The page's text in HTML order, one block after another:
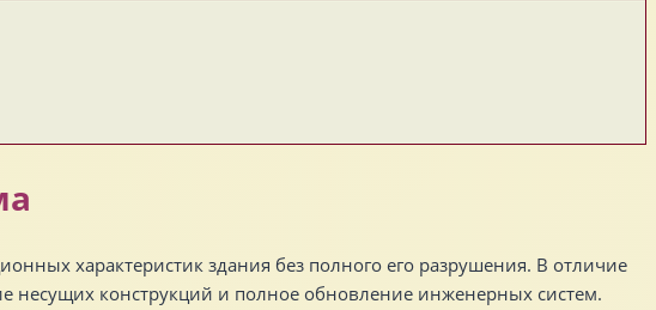
характеристик здания без полного его разрушения. В отличие
несущих конструкций и полное обновление инженерных систем.